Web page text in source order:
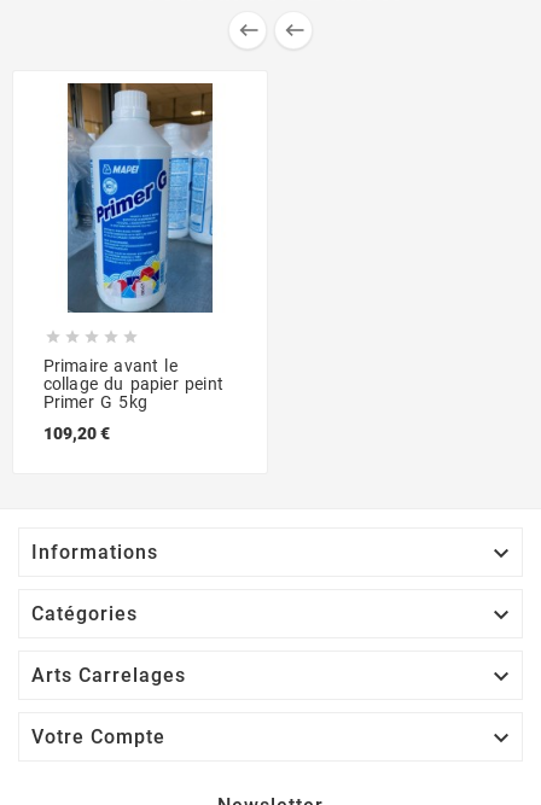
 
    
Primaire avant le
collage du papier peint
Primer G 5kg
109,20 €
Informations 
Catégories 
Arts Carrelages 
Votre Compte 